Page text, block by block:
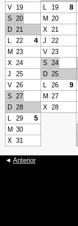
V 19 L 19 8
S 20 M 20
D 21 X 21
L
22 4 J 22
M 23 V 23
X 24 S 24
J
25 D 25
V 26 L 26 9
S 27 M 27
D 28 X 28
L
29 5
M 30
X 31
◄ Anterior